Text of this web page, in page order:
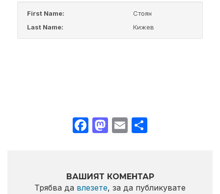
First Name:
Стоян
Last Name:
Кижев
Facebook
Mastodon
Email
ВАШИЯТ КОМЕНТАР
Трябва да влезете, за да публикувате